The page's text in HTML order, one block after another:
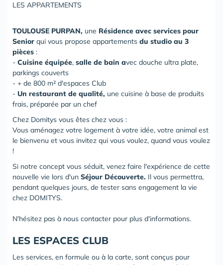
LES APPARTEMENTS
TOULOUSE PURPAN, une Résidence avec services pour
Senior qui vous propose appartements du studio au 3
pièces :
- Cuisine équipée, salle de bain avec douche ultra plate,
parkings couverts
- + de 800 m² d'espaces Club
- Un restaurant de qualité, une cuisine à base de produits
frais, préparée par un chef
Chez Domitys vous êtes chez vous :
Vous aménagez votre logement à votre idée, votre animal est
le bienvenu et vous invitez qui vous voulez, quand vous voulez
!
Si notre concept vous séduit, venez faire l'expérience de cette
nouvelle vie lors d'un Séjour Découverte. Il vous permettra,
pendant quelques jours, de tester sans engagement la vie
chez DOMITYS.
N'hésitez pas à nous contacter pour plus d'informations.
LES ESPACES CLUB
Les services, en formule ou à la carte, sont conçus pour